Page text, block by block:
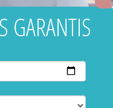
GARANTIS